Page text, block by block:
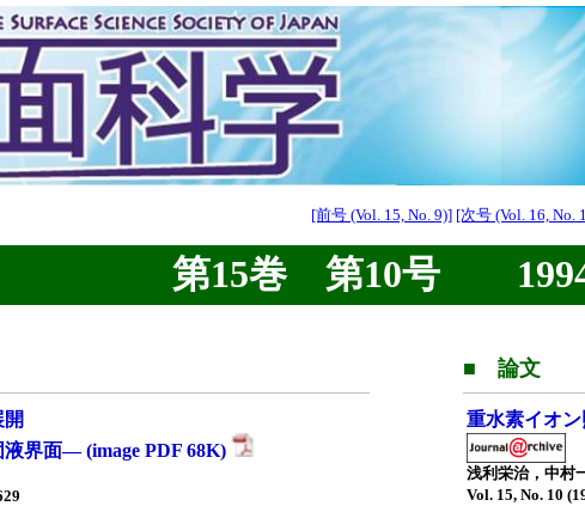
[前号 (Vol. 15, No. 9)] [次号 (Vol. 16, No.
第15巻 第10号 1994
界面— (image PDF 68K)
■ 論文
重水素イオ
浅利栄治，中村
Vol. 15, No. 10